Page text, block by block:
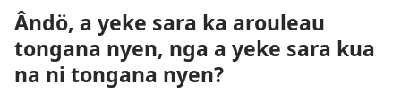
ti
site
Ândö, a yeke sara ka arouleau
tongana nyen, nga a yeke sara kua
na ni tongana nyen?